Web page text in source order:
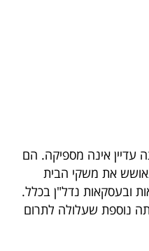
אינה מספיקה. הם
את משקי הבית
ובעסקאות נדל"ן בכלל.
נוספת שעלולה לתרום